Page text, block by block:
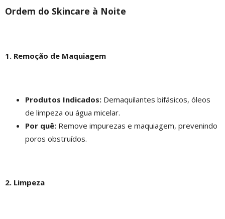
Ordem do Skincare à Noite
1. Remoção de Maquiagem
Produtos Indicados: Demaquilantes bifásicos, óleos
de limpeza ou água micelar.
Por quê: Remove impurezas e maquiagem, prevenindo
poros obstruídos.
2. Limpeza